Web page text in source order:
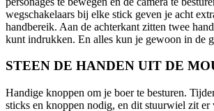
wegschakelaars bij elke stick geven je acht
handbereik. Aan de achterkant zitten twee
kunt indrukken. En alles kun je gewoon in de
STEEN DE HANDEN UIT DE
Handige knoppen om je boer te besturen.
sticks en knoppen nodig, en dit stuurwiel zit er